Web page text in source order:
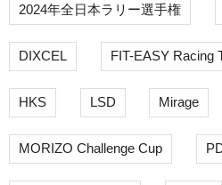
2024年全日本ラリー選手権
DIXCEL FIT-EASY Racing
HKS LSD Mirage
MORIZO Challenge Cup